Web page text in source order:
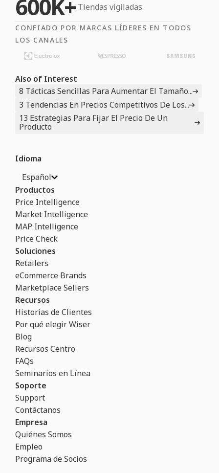
600K+ Tiendas vigiladas
CONFIADO POR MARCAS LÍDERES EN TODOS
LOS CANALES
Also of Interest
8 Tácticas Sencillas Para Aumentar El Tamaño...
3 Tendencias En Precios Competitivos De Los...
13 Estrategias Para Fijar El Precio De Un
Producto
Idioma
Español
Productos
Price Intelligence
Market Intelligence
MAP Intelligence
Price Check
Soluciones
Retailers
eCommerce Brands
Marketplace Sellers
Recursos
Historias de Clientes
Por qué elegir Wiser
Blog
Recursos Centro
FAQs
Seminarios en Línea
Soporte
Support
Contáctanos
Empresa
Quiénes Somos
Empleo
Programa de Socios